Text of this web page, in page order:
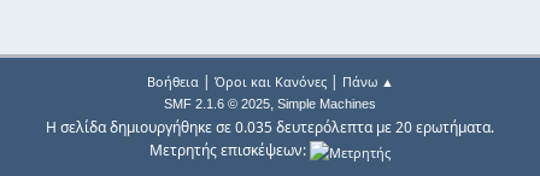
Βοήθεια| Όροι και Κανόνες| Πάνω ▲
SMF 2.1.6 © 2025, Simple Machines
Η σελίδα δημιουργήθηκε σε 0.035 δευτερόλεπτα με 20 ερωτήματα.
Μετρητής επισκέψεων: